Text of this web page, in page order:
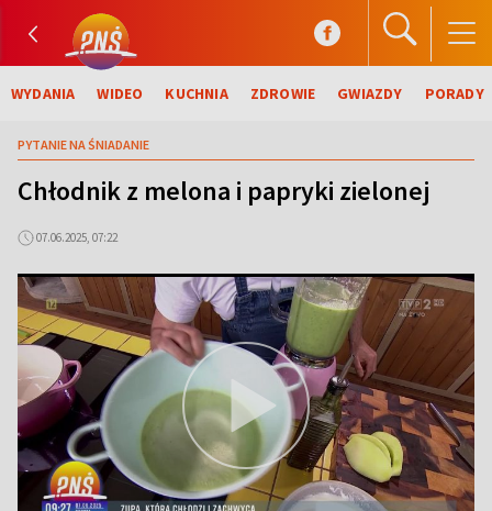
WYDANIA WIDEO KUCHNIA ZDROWIE GWIAZDY PORADY
PYTANIE NA ŚNIADANIE
Chłodnik z melona i papryki zielonej
07.06.2025, 07:22